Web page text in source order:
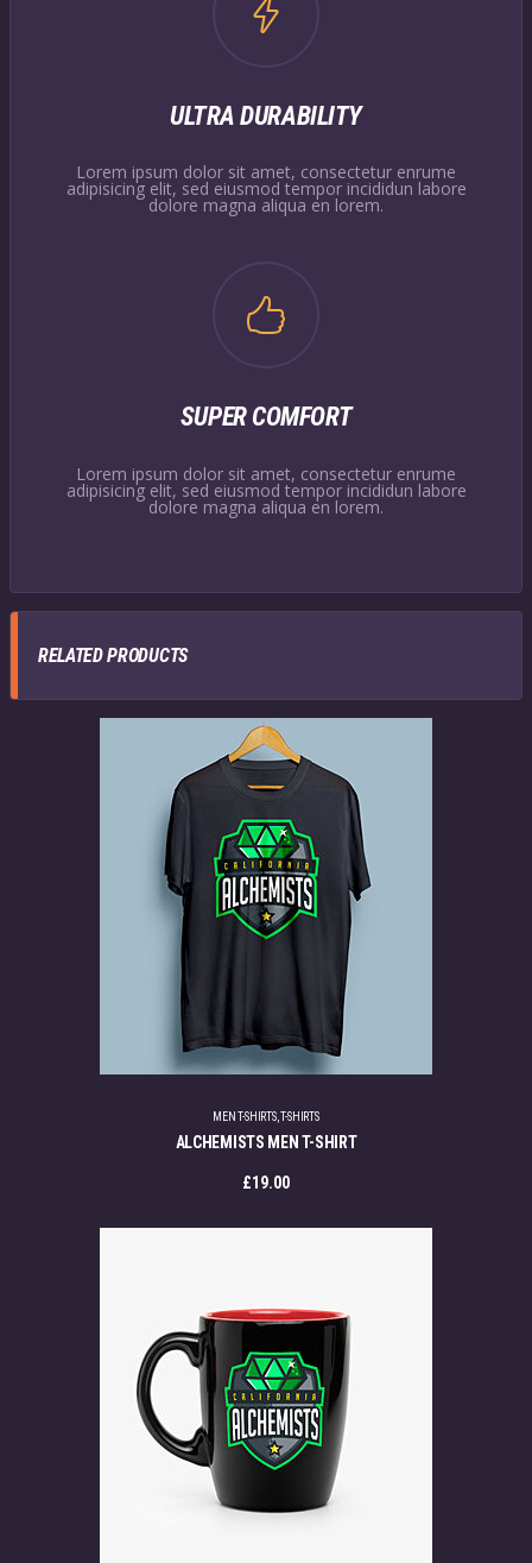
ULTRA DURABILITY
Lorem ipsum dolor sit amet, consectetur enrume
adipisicing elit, sed eiusmod tempor incididun labore
dolore magna aliqua en lorem.
SUPER COMFORT
Lorem ipsum dolor sit amet, consectetur enrume
adipisicing elit, sed eiusmod tempor incididun labore
dolore magna aliqua en lorem.
RELATED PRODUCTS
MEN T-SHIRTS,T-SHIRTS
ALCHEMISTS MEN T-SHIRT
£19.00